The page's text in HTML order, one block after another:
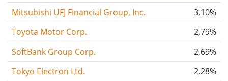
Mitsubishi UFJ Financial Group, Inc.
3,10%
Toyota Motor Corp.
2,79%
SoftBank Group Corp.
2,69%
Tokyo Electron Ltd.
2,28%